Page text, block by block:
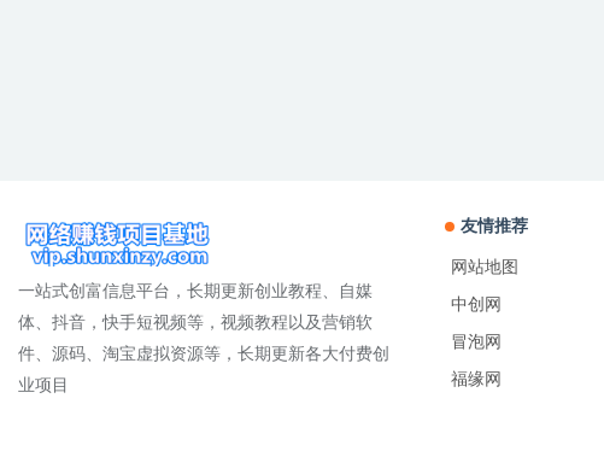
一站式创富信息平台，长期更新创业教程、自媒
体、抖音，快手短视频等，视频教程以及营销软
件、源码、淘宝虚拟资源等，长期更新各大付费创
业项目
友情推荐
网站地图
中创网
冒泡网
福缘网